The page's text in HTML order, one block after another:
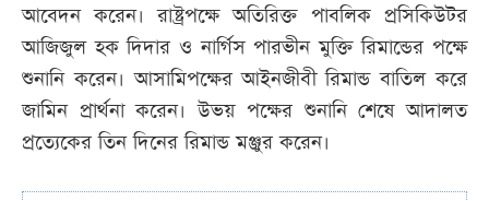
আবেদন করেন। রাষ্ট্রপক্ষে অতিরিক্ত পাবলিক প্রসিকিউটর
আজিজুল হক দিদার ও নার্গিস পারভীন মুক্তি রিমান্ডের পক্ষে
শুনানি করেন। আসামিপক্ষের আইনজীবী রিমান্ড বাতিল করে
জামিন প্রার্থনা করেন। উভয় পক্ষের শুনানি শেষে আদালত
প্রত্যেকের তিন দিনের রিমান্ড মঞ্জুর করেন।